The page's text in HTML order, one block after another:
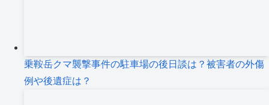
乗鞍岳クマ襲撃事件の駐車場の後日談は？被害者の外傷
例や後遺症は？